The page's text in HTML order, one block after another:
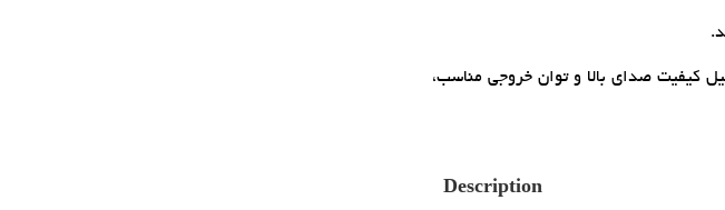
کيفيت صداي بالا و توان خروجي مناسب،
Description